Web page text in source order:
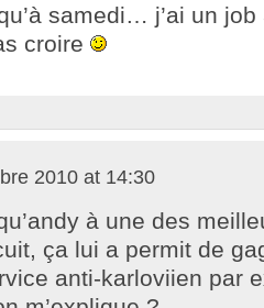
samedi… j’ai un job
croire
2010 at 14:30
à une des
ça lui a permit de
anti-karloviien par